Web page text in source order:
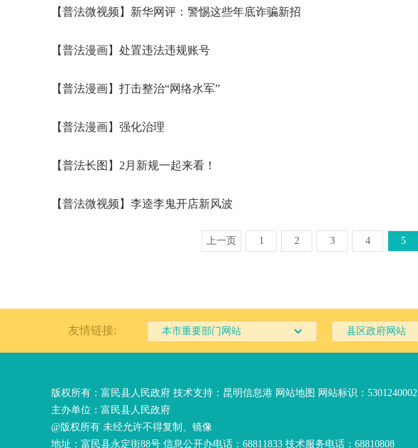
【普法微视频】新华网评：警惕这些年底诈骗新招
【普法漫画】处置违法违规账号
【普法漫画】打击整治“网络水军”
【普法漫画】强化治理
【普法长图】2月新规一起来看！
【普法微视频】李逵李鬼开店新风波
上一页 1 2 3 4 5
友情链接: 本市重要部门网站 县区政府网站
版权所有：富民县人民政府 技术支持： 昆明信息港 网站地图 网站标识：5301240002
主办单位：富民县人民政府
@版权所有 未经允许不得复制、镜像
地址：富民县永定街88号 信息公开办电话：68811833 技术服务电话：68810808